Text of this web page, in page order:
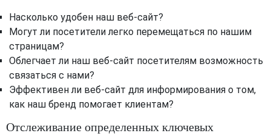
Насколько удобен наш веб-сайт?
Могут ли посетители легко перемещаться по нашим
страницам?
Облегчает ли наш веб-сайт посетителям возможность
связаться с нами?
Эффективен ли веб-сайт для информирования о том,
как наш бренд помогает клиентам?
Отслеживание определенных ключевых